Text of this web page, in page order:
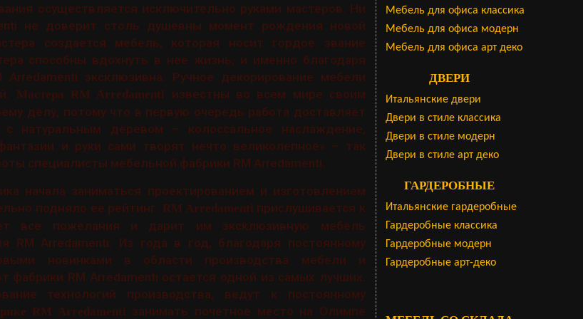
осуществляется исключительно руками мастеров. Ни
не доверит столь душевны момент рождения новой
создается мебель, которая носит гордое звание
способны вдохнуть в нее жизнь, и именно благодаря
эксклюзивна. Ручное декорирование мебели
Мастера RM Arredamenti
известны во всем мире своим
делу, потому что в первую очередь работа доставляет
с натуральным деревом – колоссальное наслаждение,
и руки сами творят нечто великолепное» – так
специалисты мебельной фабрики RM Arredamenti.
начала заниматься проектированием и изготовлением
подняло ее рейтинг. RM Arredamenti прислушивается к
все пожелания и дарит им эксклюзивную мебель
RM Arredamenti. Из года в год, благодаря постоянному
новинками в области производства мебели и
фабрики RM Arredamenti остается одной из самых лучших.
технологий производства, ведут к постоянному
RM Arredamenti занимать почетное место на Олимпе
Мебель для офиса классика
Мебель для офиса модерн
Мебель для офиса арт деко
ДВЕРИ
Итальянские двери
Двери в стиле классика
Двери в стиле модерн
Двери в стиле арт деко
ГАРДЕРОБНЫЕ
Итальянские гардеробные
Гардеробные классика
Гардеробные модерн
Гардеробные арт-деко